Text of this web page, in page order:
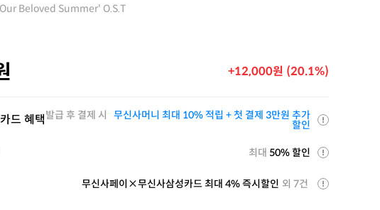
Beloved Summer' O.S.T
+12,000원 (20.1%)
드 혜택발급 후 결제 시 무신사머니 최대 10% 적립 + 첫 결제 3만원 추가
할인
최대 50% 할인
무신사페이×무신사삼성카드 최대 4% 즉시할인 외 7건